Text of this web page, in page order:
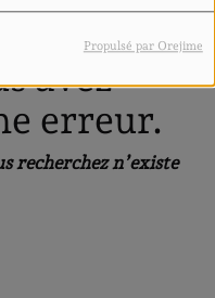
Propulsé par Orejime
avez
erreur.
recherchez n’existe